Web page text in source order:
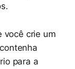
você crie um
para a